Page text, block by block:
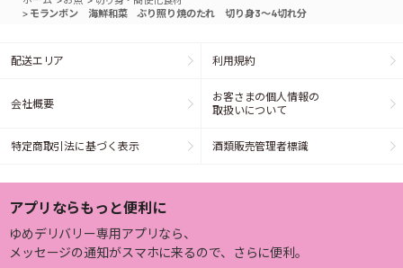
> モランボン 海鮮和菜 ぶり照り焼のたれ 切り身3～4切れ分
配送エリア 利用規約
会社概要
お客さまの個人情報の
取扱いについて
特定商取引法に基づく表示 酒類販売管理者標識
アプリならもっと便利に
ゆめデリバリー専用アプリなら、
メッセージの通知がスマホに来るので、さらに便利。